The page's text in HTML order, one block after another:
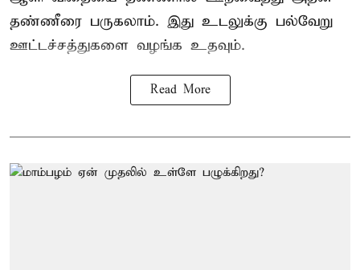
தண்ணீரை பருகலாம். இது உடலுக்கு பல்வேறு
ஊட்டச்சத்துகளை வழங்க உதவும்.
Read More